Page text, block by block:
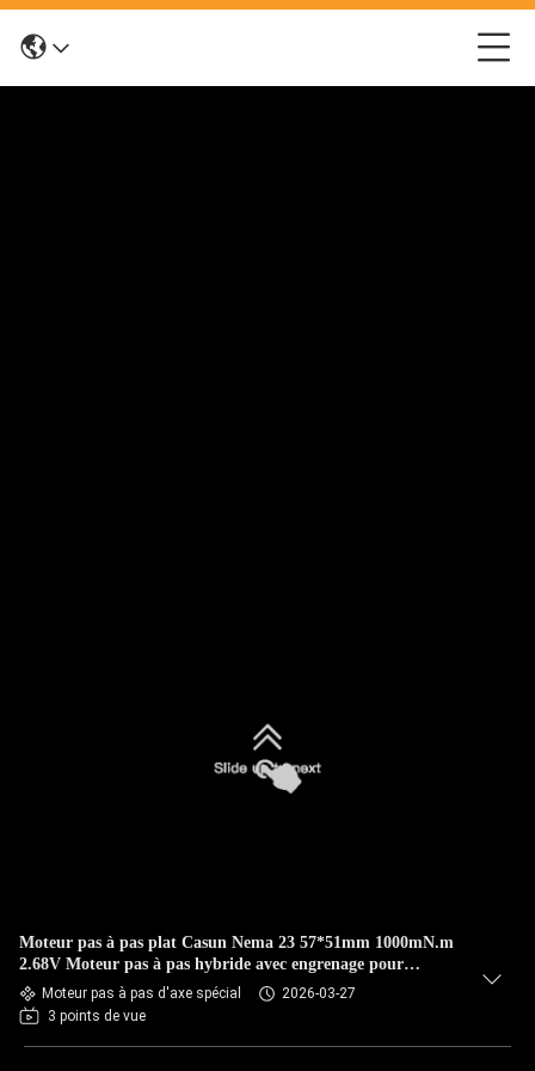
Moteur pas à pas plat Casun Nema 23 57*51mm 1000mN.m
2.68V Moteur pas à pas hybride avec engrenage pour
l'automatisation
Moteur pas à pas d'axe spécial
2026-03-27
3 points de vue